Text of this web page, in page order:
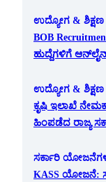
ಉದ್ಯೋಗ & ಶಿಕ್ಷಣ
BOB
ಹುದ್ದೆಗಳಿಗೆ
ಉದ್ಯೋಗ & ಶಿಕ್ಷಣ
ಕೃಷಿ ಇಲಾಖೆ
ಹಿಂಪಡೆದ ರಾಜ್ಯ
ಸರ್ಕಾರಿ
KASS ಯೋಜನೆ: